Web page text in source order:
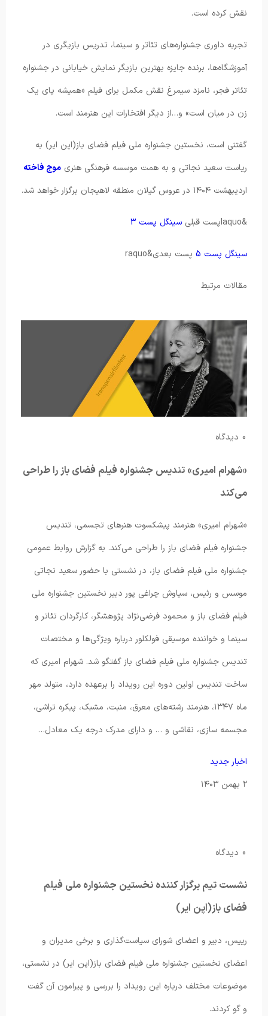
نقش کرده است.
تجربه داوری جشنواره‌های تئاتر و سینما، تدریس بازیگری در
آموزشگاه‌ها، برنده جایزه بهترین بازیگر نمایش خیابانی در جشنواره
تئاتر فجر، نامزد سیمرغ نقش مکمل برای فیلم «همیشه پای یک
زن در میان است» و…از دیگر افتخارات این هنرمند است.
گفتنی است، نخستین جشنواره ملی فیلم فضای باز(اپن ایر) به
ریاست سعید نجاتی و به همت موسسه فرهنگی هنری موج فاخته
اردیبهشت ۱۴۰۴ در عروس گیلان منطقه لاهیجان برگزار خواهد شد.
&laquoپست قبلی سینگل پست 3
سینگل پست 5 پست بعدی&raquo
مقالات مرتبط
0 دیدگاه
«شهرام امیری» تندیس جشنواره فیلم فضای باز را طراحی
می‌کند
«شهرام امیری» هنرمند پیشکسوت هنرهای تجسمی، تندیس
جشنواره فیلم فضای باز را طراحی می‌کند. به گزارش روابط عمومی
جشنواره ملی فیلم فضای باز، در نشستی با حضور سعید نجاتی
موسس و رئیس، سیاوش چراغی پور دبیر نخستین جشنواره ملی
فیلم فضای باز و محمود فرضی‌نژاد پژوهشگر، کارگردان تئاتر و
سینما و خواننده موسیقی فولکلور درباره ویژگی‌ها و مختصات
تندیس جشنواره ملی فیلم فضای باز گفتگو شد. شهرام امیری که
ساخت تندیس اولین دوره این رویداد را برعهده دارد، متولد مهر
ماه ۱۳۴۷، هنرمند رشته‌های معرق، منبت، مشبک، پیکره تراشی،
مجسمه سازی، نقاشی و … و دارای مدرک درجه یک معادل…
اخبار جدید
۲ بهمن ۱۴۰۳
0 دیدگاه
نشست تیم برگزار کننده نخستین جشنواره ملی فیلم
فضای باز(اپن ایر)
رییس، دبیر و اعضای شورای سیاست‌گذاری و برخی مدیران و
اعضای نخستین جشنواره ملی فیلم فضای باز(اپن ایر) در نشستی،
موضوعات مختلف درباره این رویداد را بررسی و پیرامون آن گفت
و گو کردند.